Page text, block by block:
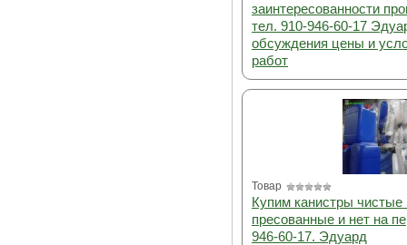
заинтересованности
тел. 910-946-60-17
обсуждения цены и
работ
Товар
Купим канистры чистые
пресованные и нет на
946-60-17. Эдуард